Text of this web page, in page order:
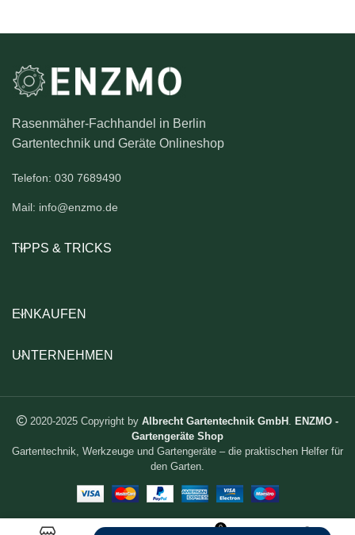
Rasenmäher-Fachhandel in Berlin
Gartentechnik und Geräte Onlineshop
Telefon: 030 7689490
Mail: info@enzmo.de
TIPPS & TRICKS
EINKAUFEN
UNTERNEHMEN
2020-2025 Copyright by Albrecht Gartentechnik GmbH
ENZMO -
Gartengeräte Shop
Gartentechnik, Werkzeuge und Gartengeräte – die praktischen Helfer für
den Garten.
0